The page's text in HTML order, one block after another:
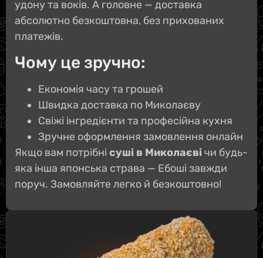
удону та воків. А головне — доставка
абсолютно безкоштовна, без прихованих
платежів.
Чому це зручно:
Економія часу та грошей
Швидка доставка по Миколаєву
Свіжі інгредієнти та професійна кухня
Зручне оформлення замовлення онлайн
Якщо вам потрібні суші в Миколаєві чи будь-
яка інша японська страва — Ебоші завжди
поруч. Замовляйте легко й безкоштовно!